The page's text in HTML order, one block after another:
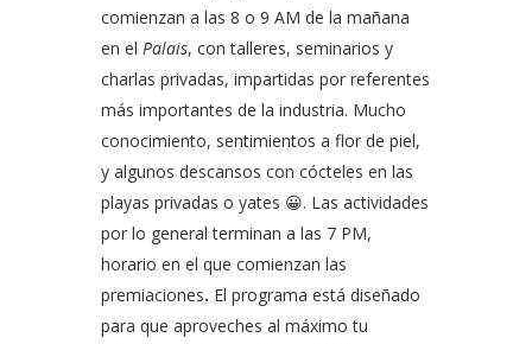
comienzan a las 8 o 9 AM de la mañana
en el Palais, con talleres, seminarios y
charlas privadas, impartidas por referentes
más importantes de la industria. Mucho
conocimiento, sentimientos a flor de piel,
y algunos descansos con cócteles en las
playas privadas o yates 😀. Las actividades
por lo general terminan a las 7 PM,
horario en el que comienzan las
premiaciones. El programa está diseñado
para que aproveches al máximo tu